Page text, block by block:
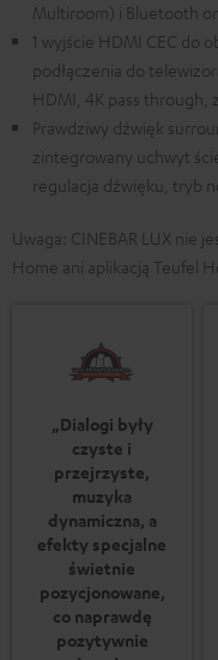
Multiroom) i Bluetooth
1 wyjście HDMI CEC do
podłączenia do
HDMI, 4K pass through,
Prawdziwy dźwięk
zintegrowany uchwyt
regulacja dźwięku, tryb
Uwaga: CINEBAR LUX nie
Home ani aplikacją Teufel
„Dialogi były
czyste i
przejrzyste,
muzyka
dynamiczna, a
efekty specjalne
świetnie
pozycjonowane,
co naprawdę
pozytywnie